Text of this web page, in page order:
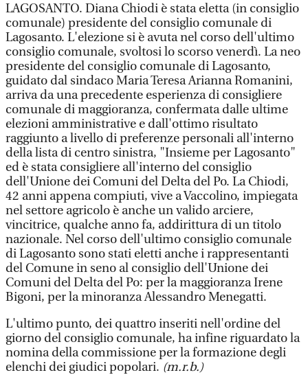
LAGOSANTO. Diana Chiodi è stata eletta (in consiglio
comunale) presidente del consiglio comunale di
Lagosanto. L'elezione si è avuta nel corso dell'ultimo
consiglio comunale, svoltosi lo scorso venerdì. La neo
presidente del consiglio comunale di Lagosanto,
guidato dal sindaco Maria Teresa Arianna Romanini,
arriva da una precedente esperienza di consigliere
comunale di maggioranza, confermata dalle ultime
elezioni amministrative e dall'ottimo risultato
raggiunto a livello di preferenze personali all'interno
della lista di centro sinistra, "Insieme per Lagosanto"
ed è stata consigliere all'interno del consiglio
dell'Unione dei Comuni del Delta del Po. La Chiodi,
42 anni appena compiuti, vive a Vaccolino, impiegata
nel settore agricolo è anche un valido arciere,
vincitrice, qualche anno fa, addirittura di un titolo
nazionale. Nel corso dell'ultimo consiglio comunale
di Lagosanto sono stati eletti anche i rappresentanti
del Comune in seno al consiglio dell'Unione dei
Comuni del Delta del Po: per la maggioranza Irene
Bigoni, per la minoranza Alessandro Menegatti.
L'ultimo punto, dei quattro inseriti nell'ordine del
giorno del consiglio comunale, ha infine riguardato la
nomina della commissione per la formazione degli
elenchi dei giudici popolari. (m.r.b.)